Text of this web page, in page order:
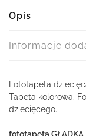
Opis
Informacje
Fototapeta
Tapeta kolorowa.
dziecięcego.